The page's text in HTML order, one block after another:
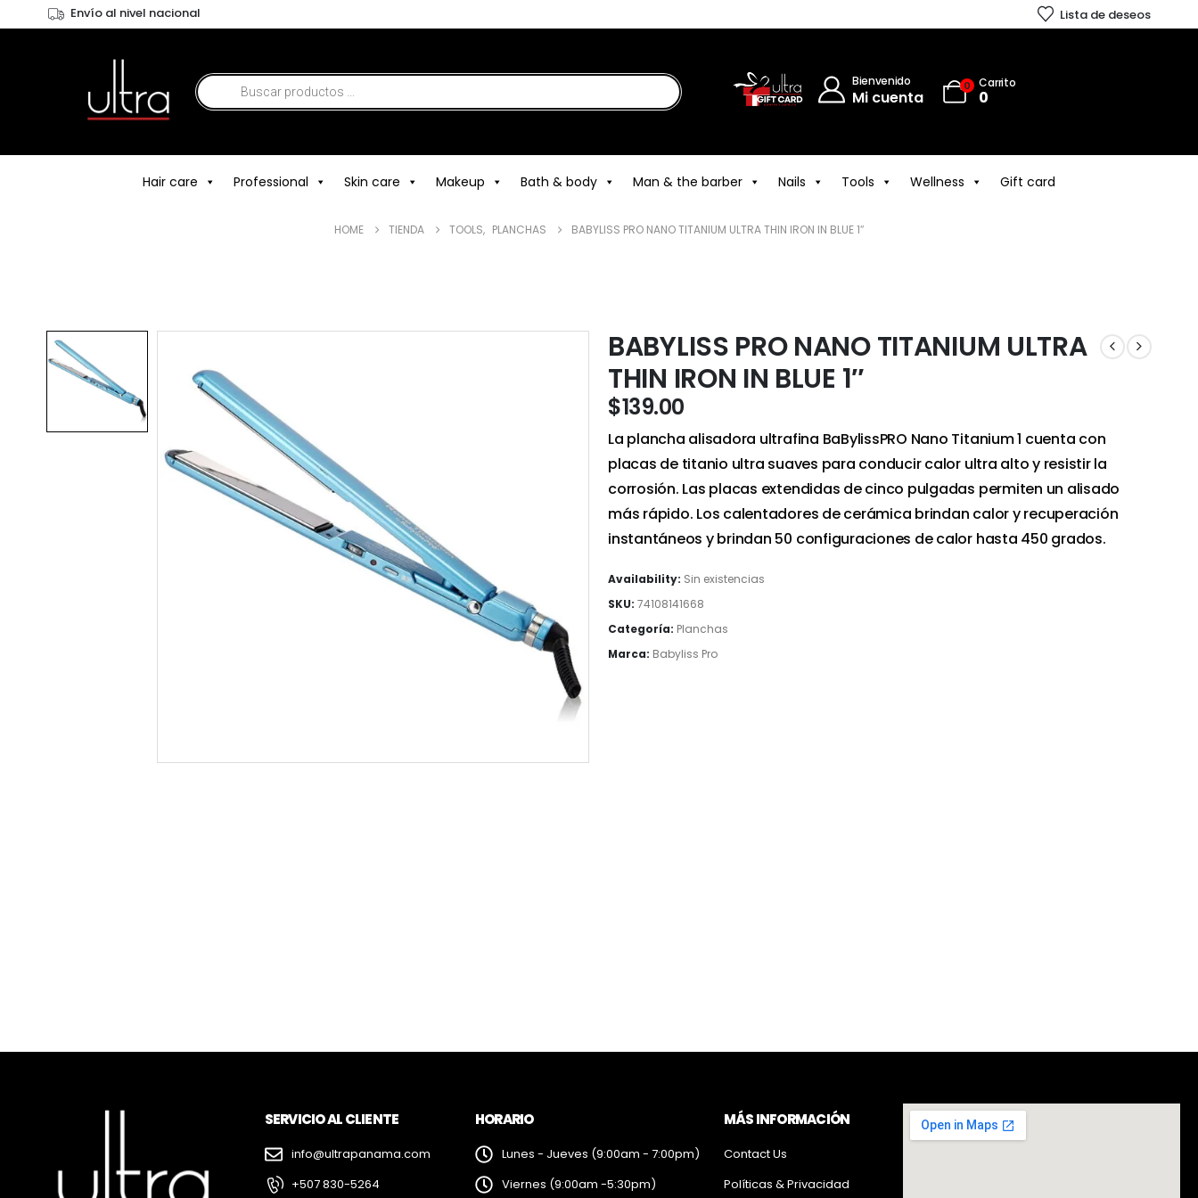
Envío al nivel nacional Lista de deseos
Bienvenido
Mi cuenta
0 Carrito
0
Hair care Professional Skin care Makeup Bath & body Man & the barber Nails Tools Wellness Gift card
HOME TIENDA TOOLS, PLANCHAS BABYLISS PRO NANO TITANIUM ULTRA THIN IRON IN BLUE 1″
BABYLISS PRO NANO TITANIUM ULTRA
THIN IRON IN BLUE 1″
$139.00
La plancha alisadora ultrafina BaBylissPRO Nano Titanium 1 cuenta con
placas de titanio ultra suaves para conducir calor ultra alto y resistir la
corrosión. Las placas extendidas de cinco pulgadas permiten un alisado
más rápido. Los calentadores de cerámica brindan calor y recuperación
instantáneos y brindan 50 configuraciones de calor hasta 450 grados.
Availability: Sin existencias
SKU: 74108141668
Categoría: Planchas
Marca: Babyliss Pro
SERVICIO AL CLIENTE
info@ultrapanama.com
+507 830-5264
HORARIO
Lunes - Jueves (9:00am - 7:00pm)
Viernes (9:00am -5:30pm)
MÁS INFORMACIÓN
Contact Us
Políticas & Privacidad